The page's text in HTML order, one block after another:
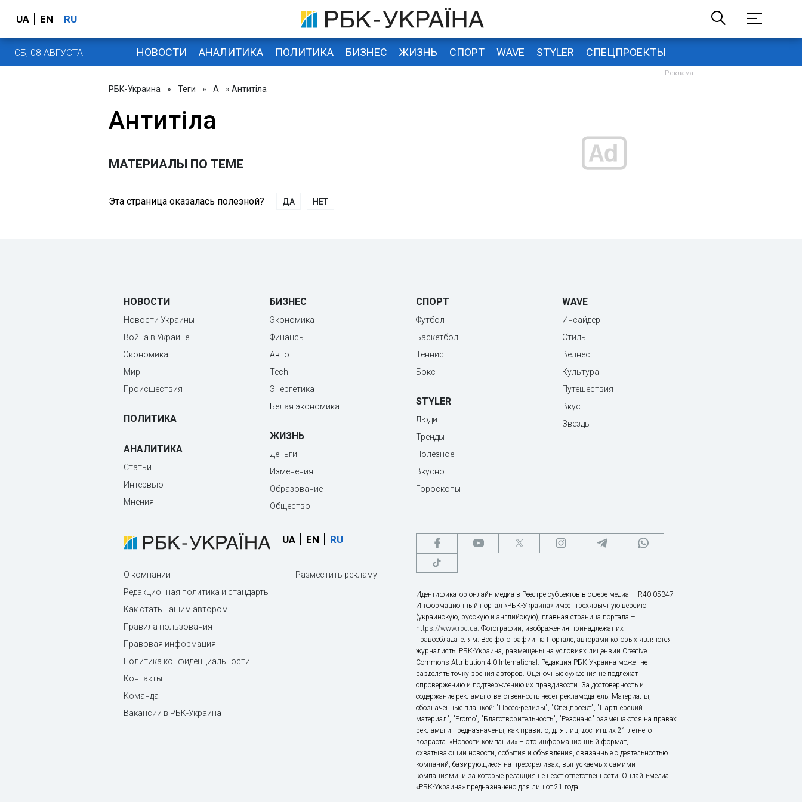
UA EN RU
СБ, 08 АВГУСТА НОВОСТИ АНАЛИТИКА ПОЛИТИКА БИЗНЕС ЖИЗНЬ СПОРТ WAVE STYLER СПЕЦПРОЕКТЫ
РБК-Украина » Теги » А » Антитіла
Антитіла
МАТЕРИАЛЫ ПО ТЕМЕ
Эта страница оказалась полезной? ДА НЕТ
НОВОСТИ
Новости Украины
Война в Украине
Экономика
Мир
Происшествия
ПОЛИТИКА
АНАЛИТИКА
Статьи
Интервью
Мнения
БИЗНЕС
Экономика
Финансы
Авто
Tech
Энергетика
Белая экономика
ЖИЗНЬ
Деньги
Изменения
Образование
Общество
СПОРТ
Футбол
Баскетбол
Теннис
Бокс
STYLER
Люди
Тренды
Полезное
Вкусно
Гороскопы
WAVE
Инсайдер
Стиль
Велнес
Культура
Путешествия
Вкус
Звезды
UA EN RU
О компании
Редакционная политика и стандарты
Как стать нашим автором
Правила пользования
Правовая информация
Политика конфиденциальности
Контакты
Команда
Вакансии в РБК-Украина
Разместить рекламу
Идентификатор онлайн-медиа в Реестре субъектов в сфере медиа — R40-05347
Информационный портал «РБК-Украина» имеет трехязычную версию
(украинскую, русскую и английскую), главная страница портала –
https://www.rbc.ua. Фотографии, изображения принадлежат их
правообладателям. Все фотографии на Портале, авторами которых являются
журналисты РБК-Украина, размещены на условиях лицензии Creative
Commons Attribution 4.0 International. Редакция РБК-Украина может не
разделять точку зрения авторов. Оценочные суждения не подлежат
опровержению и подтверждению их правдивости. За достоверность и
содержание рекламы ответственность несет рекламодатель. Материалы,
обозначенные плашкой: "Пресс-релизы", "Спецпроект", "Партнерский
материал", "Promo", "Благотворительность", "Резонанс" размещаются на правах
рекламы и предназначены, как правило, для лиц, достигших 21-летнего
возраста. «Новости компании» – это информационный формат,
охватывающий новости, события и объявления, связанные с деятельностью
компаний, базирующиеся на прессрелизах, выпускаемых самими
компаниями, и за которые редакция не несет ответственности. Онлайн-медиа
«РБК-Украина» предназначено для лиц от 21 года.